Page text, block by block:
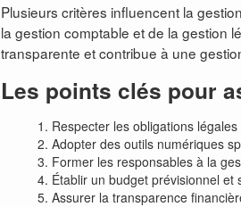
Plusieurs critères influencent la
la gestion comptable et de la gestion
transparente et contribue à une
Les points clés pour
Respecter les obligations
Adopter des outils numériques
Former les responsables à la
Établir un budget prévisionnel
Assurer la transparence